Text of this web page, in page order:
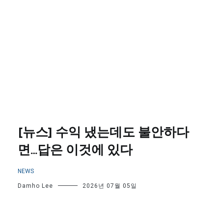
[뉴스] 수익 냈는데도 불안하다
면…답은 이것에 있다
NEWS
Damho Lee 2026년 07월 05일